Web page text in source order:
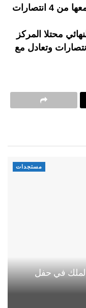
المجموعة الأولى برصيد 13 نقطة، جمعها من 4 انتصارات
محتلا المركز
الثاني برصيد 10 نقاط، جمعها من 3 انتصارات وتعادل مع
مستجدات
الملك في حفل